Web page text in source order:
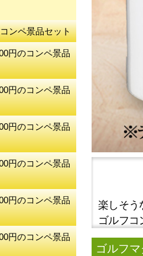
ンペ景品セット
円のコンペ景品
円のコンペ景品
円のコンペ景品
円のコンペ景品
円のコンペ景品
円のコンペ景品
楽しそう
ゴルフコ
ゴルフ